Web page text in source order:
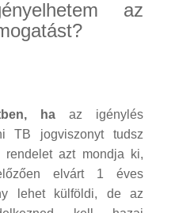
az
haaz igénylés
TB jogviszonyt tudsz
rendelet azt mondja ki,
elvárt 1 éves
lehet külföldi, de az